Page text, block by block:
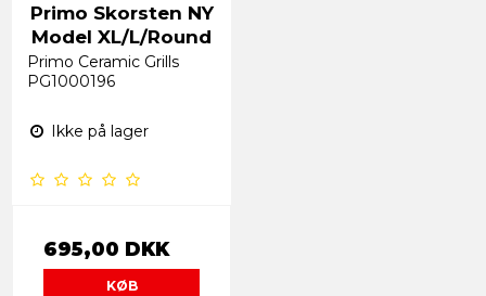
Primo Skorsten NY
Model XL/L/Round
Primo Ceramic Grills
PG1000196
Ikke på lager
695,00 DKK
KØB